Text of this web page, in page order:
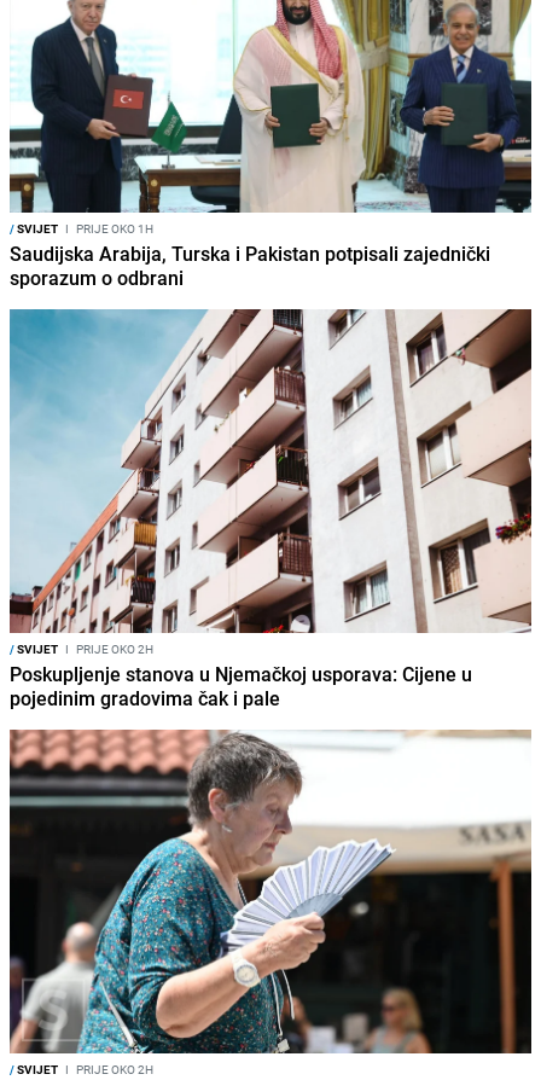
/SVIJET I PRIJE OKO 1H
Saudijska Arabija, Turska i Pakistan potpisali zajednički
sporazum o odbrani
/SVIJET I PRIJE OKO 2H
Poskupljenje stanova u Njemačkoj usporava: Cijene u
pojedinim gradovima čak i pale
/SVIJET I PRIJE OKO 2H